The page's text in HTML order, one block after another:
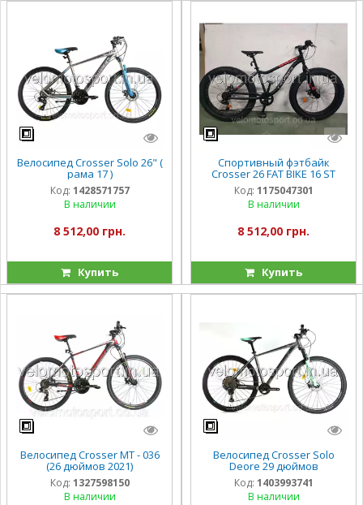
Велосипед Crosser Solo 26" (
рама 17 )
Код: 1428571757
В наличии
8 512,00 грн.
Купить
Спортивный фэтбайк
Crosser 26 FAT BIKE 16 ST
Код: 1175047301
В наличии
8 512,00 грн.
Купить
Велосипед Crosser МТ - 036
(26 дюймов 2021)
Код: 1327598150
В наличии
Велосипед Crosser Solo
Deore 29 дюймов
Код: 1403993741
В наличии